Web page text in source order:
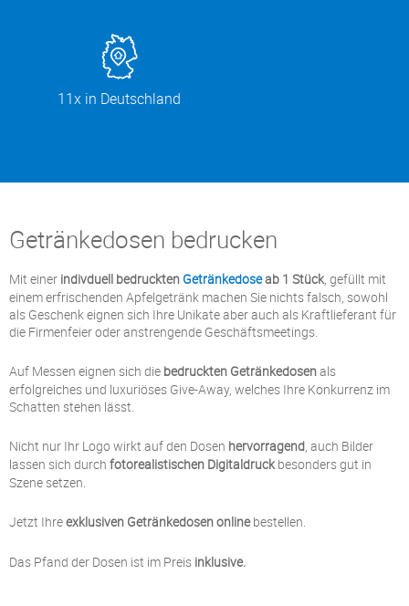
11x in Deutschland
Getränkedosen bedrucken
Mit einer indivduell bedruckten Getränkedoseab 1 Stück, gefüllt mit
einem erfrischenden Apfelgetränk machen Sie nichts falsch, sowohl
als Geschenk eignen sich Ihre Unikate aber auch als Kraftlieferant für
die Firmenfeier oder anstrengende Geschäftsmeetings.
Auf Messen eignen sich die bedruckten Getränkedosenals
erfolgreiches und luxuriöses Give-Away, welches Ihre Konkurrenz im
Schatten stehen lässt.
Nicht nur Ihr Logo wirkt auf den Dosen hervorragend, auch Bilder
lassen sich durch fotorealistischen Digitaldruckbesonders gut in
Szene setzen.
Jetzt Ihreexklusiven Getränkedosen onlinebestellen.
Das Pfand der Dosen ist im Preis inklusive.